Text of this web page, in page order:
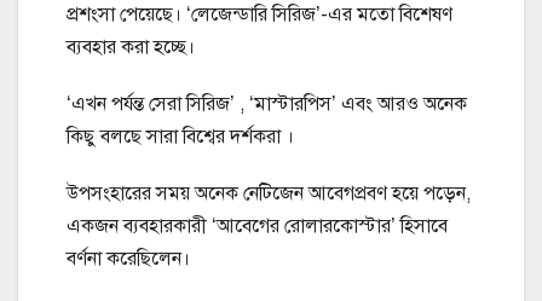
প্রশংসা পেয়েছে। ‘লেজেন্ডারি সিরিজ’-এর মতো বিশেষণ
ব্যবহার করা হচ্ছে।
‘এখন পর্যন্ত সেরা সিরিজ’ , ‘মাস্টারপিস’ এবং আরও অনেক
কিছু বলছে সারা বিশ্বের দর্শকরা ।
উপসংহারের সময় অনেক নেটিজেন আবেগপ্রবণ হয়ে পড়েন,
একজন ব্যবহারকারী ‘আবেগের রোলারকোস্টার’ হিসাবে
বর্ণনা করেছিলেন।